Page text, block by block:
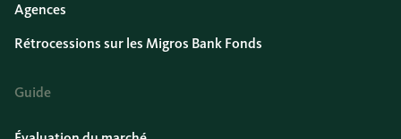
Agences
Rétrocessions sur les Migros Bank Fonds
Guide